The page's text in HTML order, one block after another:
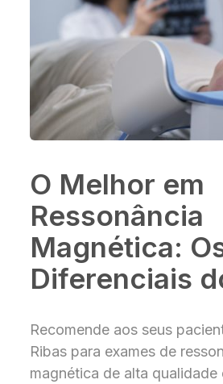
O Melhor em
Ressonância
Magnética:
Diferenciais
Recomende aos seus
Ribas para exames de
magnética de alta qualidade